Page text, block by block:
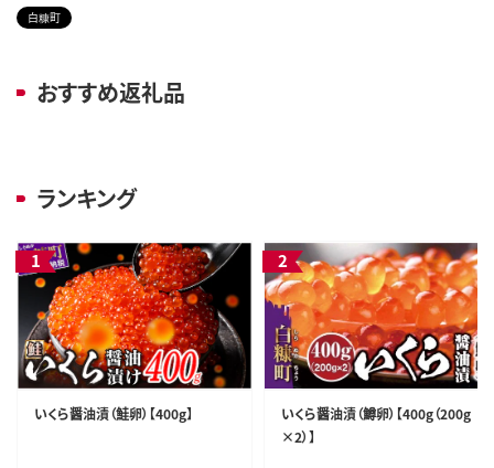
白糠町
おすすめ返礼品
ランキング
いくら醤油漬（鮭卵）【400g】
いくら醤油漬（鱒卵）【400g（200g
×2）】